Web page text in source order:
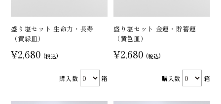
盛り塩セット 生命力・長寿
（黄緑皿）
¥2,680 (税込)
購入数 箱
盛り塩セット 金運・貯蓄運
（黄色皿）
¥2,680 (税込)
購入数 箱